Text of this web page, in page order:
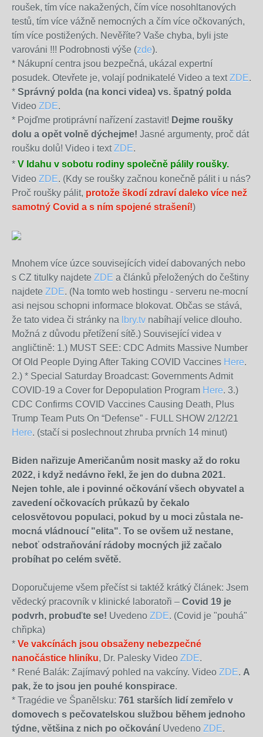
roušek, tím více nakažených, čím více nosohltanových
testů, tím více vážně nemocných a čím více očkovaných,
tím více postižených. Nevěříte? Vaše chyba, byli jste
varováni !!! Podrobnosti výše (zde).
* Nákupní centra jsou bezpečná, ukázal expertní
posudek. Otevřete je, volají podnikatelé Video a textZDE.
* Správný polda (na konci videa) vs. špatný polda
Video ZDE.
* Pojďme protiprávní nařízení zastavit! Dejme roušky
dolu a opět volně dýchejme! Jasné argumenty, proč dát
roušku dolů! Video i textZDE.
* V Idahu v sobotu rodiny společně pálily roušky.
Video ZDE. (Kdy se roušky začnou konečně pálit i u nás?
Proč roušky pálit, protože škodí zdraví daleko více než
samotný Covid a s ním spojené strašení!)
Mnohem více úzce souvisejících videí dabovaných nebo
s CZ titulky najdete ZDE a článků přeložených do češtiny
najdete ZDE. (Na tomto web hostingu - serveru ne-mocní
asi nejsou schopni informace blokovat. Občas se stává,
že tato videa či stránky na
lbry.tv nabíhají velice dlouho.
Možná z důvodu přetížení sítě.) Související videa v
angličtině: 1.) MUST SEE: CDC Admits Massive Number
Of Old People Dying After Taking COVID Vaccines Here.
2.) * Special Saturday Broadcast: Governments Admit
COVID-19 a Cover for Depopulation Program Here. 3.)
CDC Confirms COVID Vaccines Causing Death, Plus
Trump Team Puts On “Defense” - FULL SHOW 2/12/21
Here. (stačí si poslechnout zhruba prvních 14 minut)
Biden nařizuje Američanům nosit masky až do roku
2022, i když nedávno řekl, že jen do dubna 2021.
Nejen tohle, ale i povinné očkování všech obyvatel a
zavedení očkovacích průkazů by čekalo
celosvětovou populaci, pokud by u moci zůstala ne-
mocná vládnoucí "elita". To se ovšem už nestane,
neboť odstraňování rádoby mocných již začalo
probíhat po celém světě.
Doporučujeme všem přečíst si taktéž krátký článek: Jsem
vědecký pracovník v klinické laboratoři – Covid 19 je
podvrh, probuďte se! Uvedeno ZDE. (Covid je "pouhá"
chřipka)
* Ve vakcínách jsou obsaženy nebezpečné
nanočástice hliníku, Dr. Palesky Video ZDE.
* René Balák: Zajímavý pohled na vakcíny. Video ZDE. A
pak, že to jsou jen pouhé konspirace.
* Tragédie ve Španělsku: 761 starších lidí zemřelo v
domovech s pečovatelskou službou během jednoho
týdne, většina z nich po očkování Uvedeno ZDE.